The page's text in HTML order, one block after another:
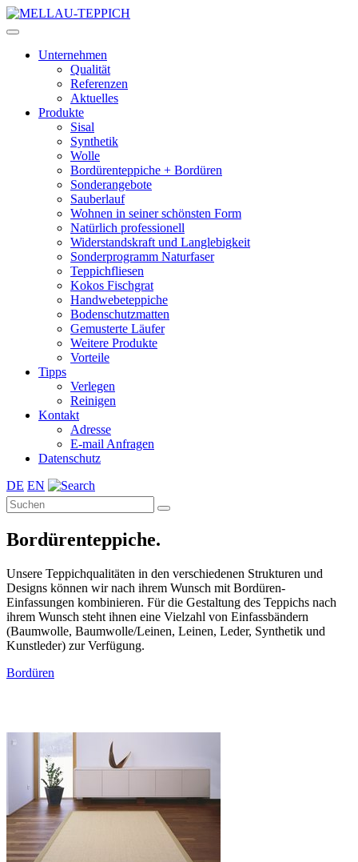
Unternehmen
Qualität
Referenzen
Aktuelles
Produkte
Sisal
Synthetik
Wolle
Bordürenteppiche + Bordüren
Sonderangebote
Sauberlauf
Wohnen in seiner schönsten Form
Natürlich professionell
Widerstandskraft und Langlebigkeit
Sonderprogramm Naturfaser
Teppichfliesen
Kokos Fischgrat
Handwebeteppiche
Bodenschutzmatten
Gemusterte Läufer
Weitere Produkte
Vorteile
Tipps
Verlegen
Reinigen
Kontakt
Adresse
E-mail Anfragen
Datenschutz
DE EN
Bordürenteppiche.
Unsere Teppichqualitäten in den verschiedenen Strukturen und
Designs können wir nach ihrem Wunsch mit Bordüren-
Einfassungen kombinieren. Für die Gestaltung des Teppichs nach
ihrem Wunsch steht ihnen eine Vielzahl von Einfassbändern
(Baumwolle, Baumwolle/Leinen, Leinen, Leder, Synthetik und
Kunstleder) zur Verfügung.
Bordüren